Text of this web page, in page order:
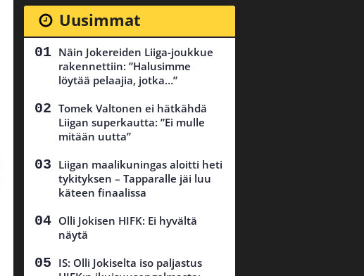
Uusimmat
Näin Jokereiden Liiga-joukkue
rakennettiin: ”Halusimme
löytää pelaajia, jotka…”
Tomek Valtonen ei hätkähdä
Liigan superkautta: ”Ei mulle
mitään uutta”
Liigan maalikuningas aloitti heti
tykityksen – Tapparalle jäi luu
käteen finaalissa
Olli Jokisen HIFK: Ei hyvältä
näytä
IS: Olli Jokiselta iso paljastus